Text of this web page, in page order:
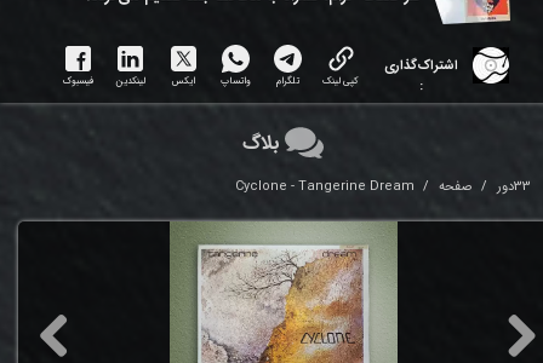
اشتراک‌گذاری
:
کپی لینک تلگرام واتساپ ایکس لینکدین فیسبوک
33دور صفحه Cyclone - Tangerine Dream
بلاگ